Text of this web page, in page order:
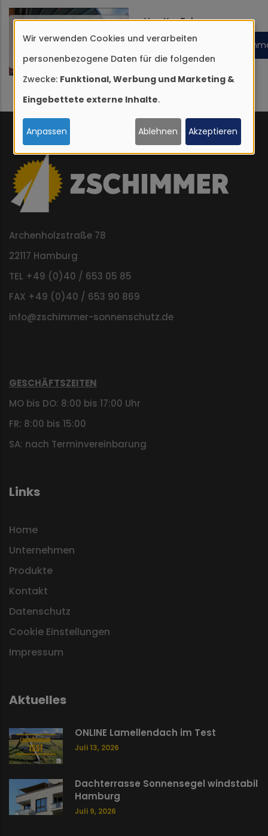
VonYouTube
bereitgestellten
externen Inhalt laden?
Ja
Archenholzstraße 78
22117 Hamburg
TEL +49 (0)40 / 653 05 85
FAX +49 (0)40 / 653 90 869
info@zschimmer-sonnenschutz.de
GESCHÄFTSZEITEN
MO bis DO: 8:00 bis 17:00 Uhr
FR: 8:00 bis 15:00
SA: nach Terminvereinbarung
Links
Home
Unternehmen
Produkte
Kontakt
Datenschutz
Cookie Einstellungen
Impressum
Aktuelles
ONLINE Lamellendach im Test
Juli 13, 2026
Dachterrasse Sonnensegel windstabil
Hamburg
Juli 9, 2026
Verwendung
von
personenbezogenen
Daten
und
Cookies
Wir verwenden Cookies und verarbeiten
personenbezogene Daten für die folgenden
Zwecke: Funktional, Werbung und Marketing &
Eingebettete externe Inhalte.
Anpassen Ablehnen Akzeptieren